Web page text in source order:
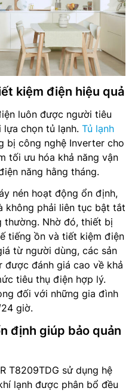
kiệm điện hiệu quả
luôn được người tiêu
chọn tủ lạnh. Tủ lạnh
bị công nghệ Inverter cho
tối ưu hóa khả năng vận
năng hằng tháng.
nén hoạt động ổn định,
không phải liên tục bật tắt
thường. Nhờ đó, thiết bị
tiếng ồn và tiết kiệm điện
từ người dùng, các sản
được đánh giá cao về khả
tiêu thụ điện hợp lý.
đối với những gia đình
giờ.
định giúp bảo quản
T8209TDG sử dụng hệ
lạnh được phân bổ đều